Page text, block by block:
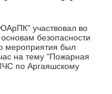
участвовал во
безопасности
мероприятия был
на тему "Пожарная
по Аргаяшскому